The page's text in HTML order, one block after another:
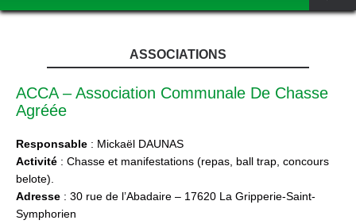
ASSOCIATIONS
ACCA – Association Communale De Chasse
Agréée
Responsable : Mickaël DAUNAS
Activité : Chasse et manifestations (repas, ball trap, concours
belote).
Adresse : 30 rue de l’Abadaire – 17620 La Gripperie-Saint-
Symphorien